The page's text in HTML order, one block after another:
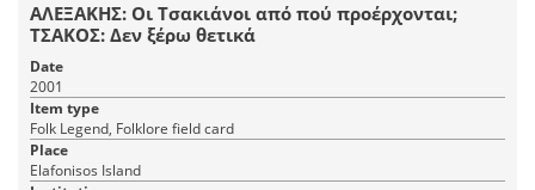
ΑΛΕΞΑΚΗΣ: Οι Τσακιάνοι από πού προέρχονται;
ΤΣΑΚΟΣ: Δεν ξέρω θετικά
Date
2001
Item type
Folk Legend, Folklore field card
Place
Elafonisos Island